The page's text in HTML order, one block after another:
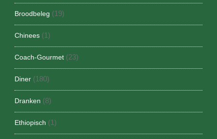
Broodbeleg (19)
Chinees (1)
Coach-Gourmet (23)
Diner (180)
Dranken (8)
Ethiopisch (1)